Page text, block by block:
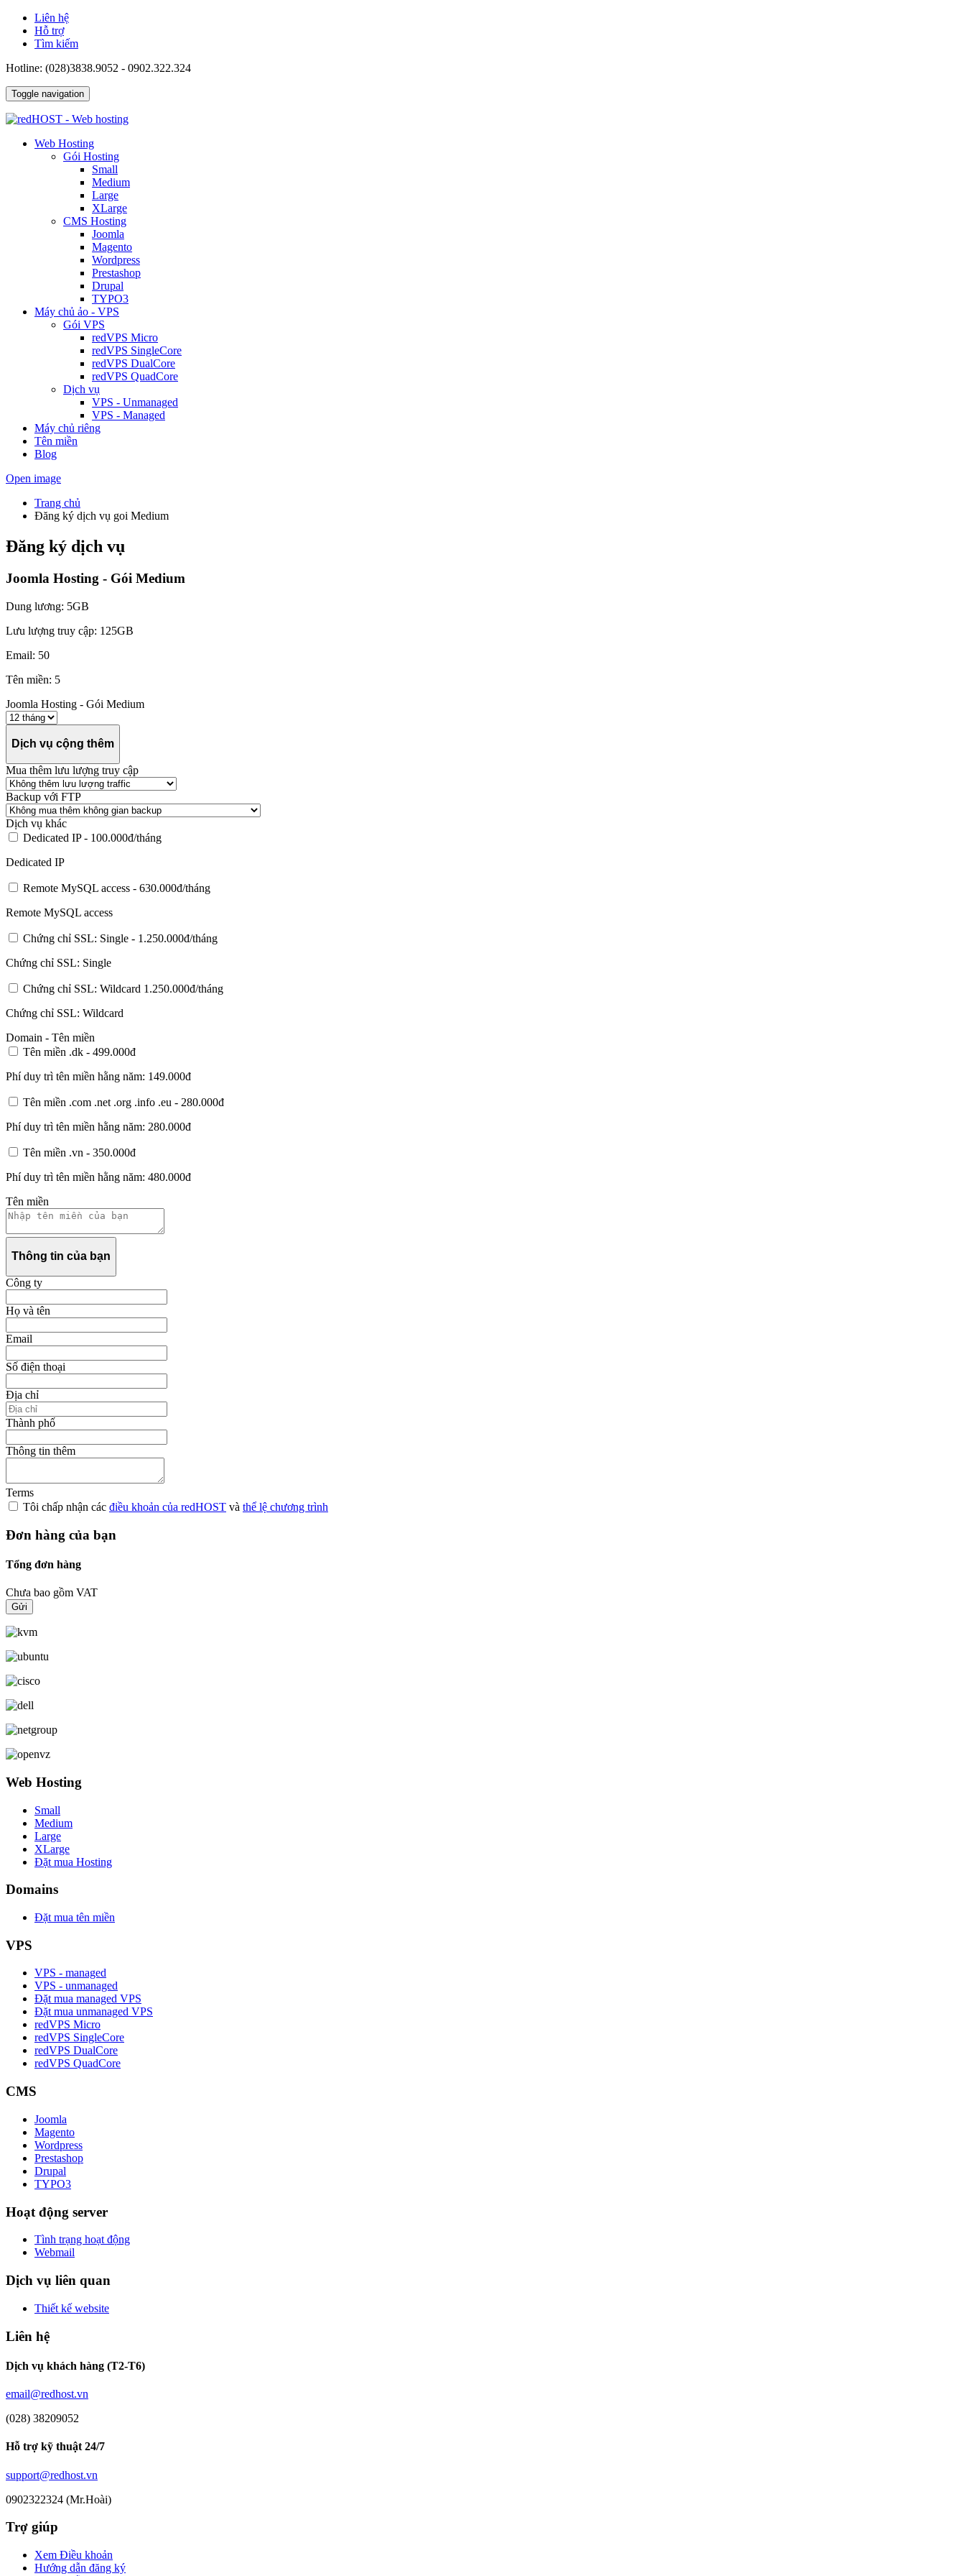
Liên hệ
Hỗ trợ
Tìm kiếm
Hotline: (028)3838.9052 - 0902.322.324
Toggle navigation
Web Hosting
Gói Hosting
Small
Medium
Large
XLarge
CMS Hosting
Joomla
Magento
Wordpress
Prestashop
Drupal
TYPO3
Máy chủ ảo - VPS
Gói VPS
redVPS Micro
redVPS SingleCore
redVPS DualCore
redVPS QuadCore
Dịch vụ
VPS - Unmanaged
VPS - Managed
Máy chủ riêng
Tên miền
Blog
Open image
Trang chủ
Đăng ký dịch vụ goi Medium
Đăng ký dịch vụ
Joomla Hosting - Gói Medium
Dung lương: 5GB
Lưu lượng truy cập: 125GB
Email: 50
Tên miền: 5
Joomla Hosting - Gói Medium
Dịch vụ cộng thêm
Mua thêm lưu lượng truy cập
Backup với FTP
Dịch vụ khác
Dedicated IP - 100.000đ/tháng
Dedicated IP
Remote MySQL access - 630.000đ/tháng
Remote MySQL access
Chứng chỉ SSL: Single - 1.250.000đ/tháng
Chứng chỉ SSL: Single
Chứng chỉ SSL: Wildcard 1.250.000đ/tháng
Chứng chỉ SSL: Wildcard
Domain - Tên miền
Tên miền .dk - 499.000đ
Phí duy trì tên miền hằng năm: 149.000đ
Tên miền .com .net .org .info .eu - 280.000đ
Phí duy trì tên miền hằng năm: 280.000đ
Tên miền .vn - 350.000đ
Phí duy trì tên miền hằng năm: 480.000đ
Tên miền
Thông tin của bạn
Công ty
Họ và tên
Email
Số điện thoại
Địa chỉ
Thành phố
Thông tin thêm
Terms
Tôi chấp nhận các điều khoản của redHOST và thể lệ chương trình
Đơn hàng của bạn
Tổng đơn hàng
Chưa bao gồm VAT
Web Hosting
Small
Medium
Large
XLarge
Đặt mua Hosting
Domains
Đặt mua tên miền
VPS
VPS - managed
VPS - unmanaged
Đặt mua managed VPS
Đặt mua unmanaged VPS
redVPS Micro
redVPS SingleCore
redVPS DualCore
redVPS QuadCore
CMS
Joomla
Magento
Wordpress
Prestashop
Drupal
TYPO3
Hoạt động server
Tình trạng hoạt động
Webmail
Dịch vụ liên quan
Thiết kế website
Liên hệ
Dịch vụ khách hàng (T2-T6)
email@redhost.vn
(028) 38209052
Hỗ trợ kỹ thuật 24/7
support@redhost.vn
0902322324 (Mr.Hoài)
Trợ giúp
Xem Điều khoản
Hướng dẫn đăng ký